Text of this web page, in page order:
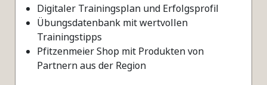
Digitaler Trainingsplan und Erfolgsprofil
Übungsdatenbank mit wertvollen
Trainingstipps
Pfitzenmeier Shop mit Produkten von
Partnern aus der Region​